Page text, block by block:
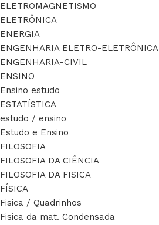
ELETROMAGNETISMO
ELETRÔNICA
ENERGIA
ENGENHARIA ELETRO-ELETRÔNICA
ENGENHARIA-CIVIL
ENSINO
Ensino estudo
ESTATÍSTICA
estudo / ensino
Estudo e Ensino
FILOSOFIA
FILOSOFIA DA CIÊNCIA
FILOSOFIA DA FISICA
FÍSICA
Fisica / Quadrinhos
Fisica da mat. Condensada